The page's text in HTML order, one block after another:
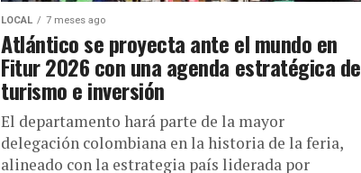
LOCAL 7 meses ago
Atlántico se proyecta ante el mundo en
Fitur 2026 con una agenda estratégica de
turismo e inversión
El departamento hará parte de la mayor
delegación colombiana en la historia de la feria,
alineado con la estrategia país liderada por